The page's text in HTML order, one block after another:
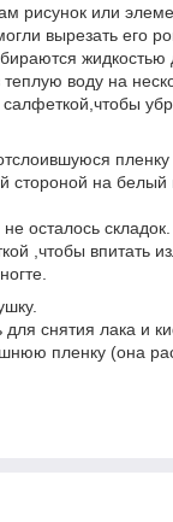
рисунок или
вырезать его
жидкостью
воду на
пленку
стороной на
осталось складок.
,чтобы впитать
снятия лака и
пленку (она